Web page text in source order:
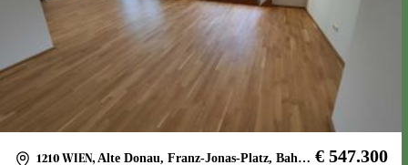
1210 WIEN, Alte Donau, Franz-Jonas-Platz, Bahnhof Wien Floridsdorf € 547.300